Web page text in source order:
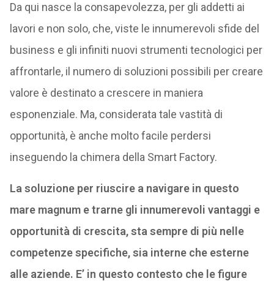
Da qui nasce la consapevolezza, per gli addetti ai
lavori e non solo, che, viste le innumerevoli sfide del
business e gli infiniti nuovi strumenti tecnologici per
affrontarle, il numero di soluzioni possibili per creare
valore è destinato a crescere in maniera
esponenziale. Ma, considerata tale vastità di
opportunità, è anche molto facile perdersi
inseguendo la chimera della Smart Factory.
La soluzione per riuscire a navigare in questo
mare magnum e trarne gli innumerevoli vantaggi e
opportunità di crescita, sta sempre di più nelle
competenze specifiche, sia interne che esterne
alle aziende. E’ in questo contesto che le figure